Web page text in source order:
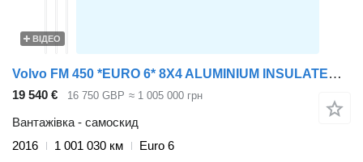
ВІДЕО
Volvo FM 450 *EURO 6* 8X4 ALUMINIUM INSULATED TIPPER – 2016 – RY16 AXJ
19 540 € 16 750 GBP ≈ 1 005 000 грн
Вантажівка - самоскид
2016
1 001 030 км
Euro 6